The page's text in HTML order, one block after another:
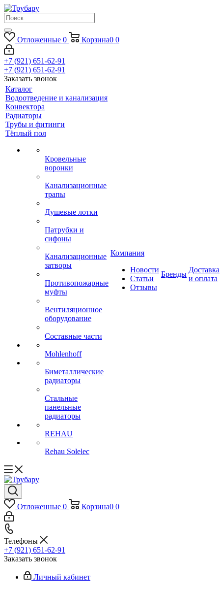
Отложенные 0 Корзина0 0
+7 (921) 651-62-91
+7 (921) 651-62-91
Заказать звонок
Каталог
Водоотведение и канализация
Конвектора
Радиаторы
Трубы и фитинги
Тёплый пол
Кровельные
воронки
Канализационные
трапы
Душевые лотки
Патрубки и
сифоны
Канализационные
затворы
Противопожарные
муфты
Вентиляционное
оборудование
Составные части
Mohlenhoff
Биметаллические
радиаторы
Стальные
панельные
радиаторы
REHAU
Rehau Solelec
Компания
Новости
Статьи
Отзывы
Бренды
Доставка
и оплата
Отложенные 0 Корзина0 0
Телефоны
+7 (921) 651-62-91
Заказать звонок
Личный кабинет